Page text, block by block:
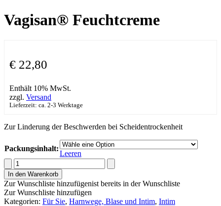
Vagisan® Feuchtcreme
€ 22,80
Enthält 10% MwSt.
zzgl. Versand
Lieferzeit: ca. 2-3 Werktage
Zur Linderung der Beschwerden bei Scheidentrockenheit
Packungsinhalt:
Leeren
Vagisan®
Feuchtcreme
Menge
In den Warenkorb
Zur Wunschliste hinzufügenist bereits in der Wunschliste
Zur Wunschliste hinzufügen
Kategorien: Für Sie, Harnwege, Blase und Intim, Intim